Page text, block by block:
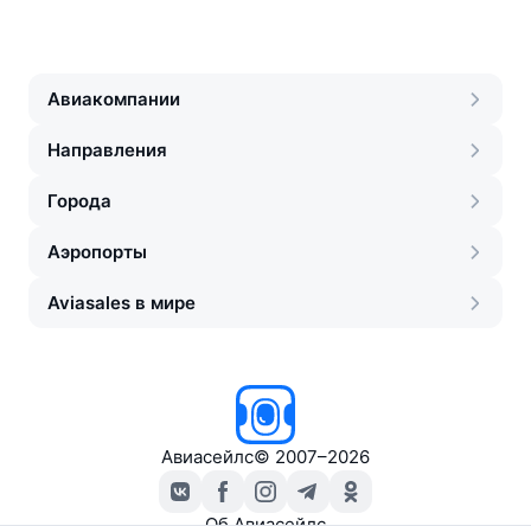
Авиакомпании
Направления
Города
Аэропорты
Aviasales в мире
Авиасейлс© 2007–2026